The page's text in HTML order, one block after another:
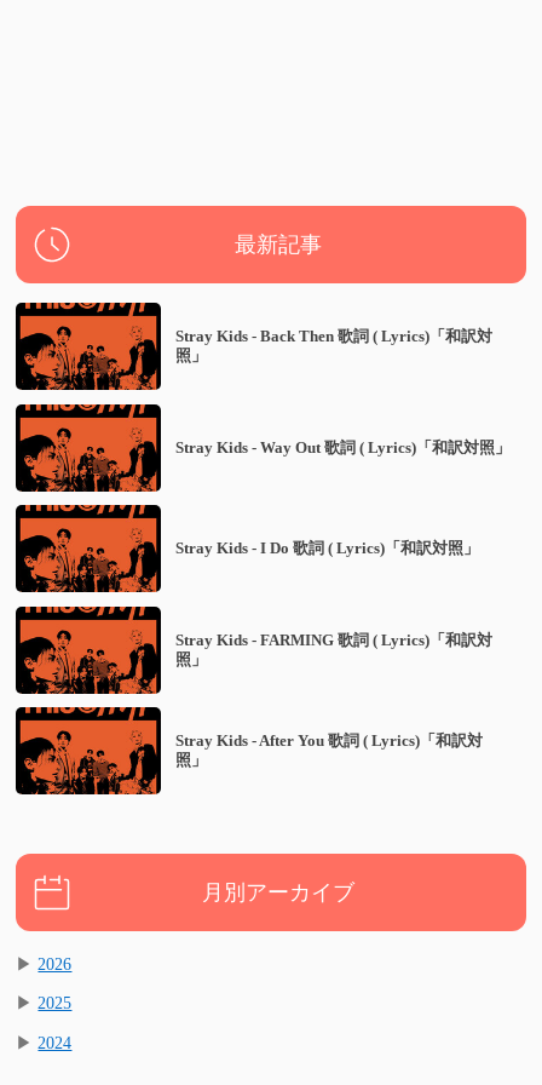
最新記事
Stray Kids - Back Then 歌詞 ( Lyrics)「和訳対
照」
Stray Kids - Way Out 歌詞 ( Lyrics)「和訳対照」
Stray Kids - I Do 歌詞 ( Lyrics)「和訳対照」
Stray Kids - FARMING 歌詞 ( Lyrics)「和訳対
照」
Stray Kids - After You 歌詞 ( Lyrics)「和訳対
照」
月別アーカイブ
▶ 2026
▶ 2025
▶ 2024